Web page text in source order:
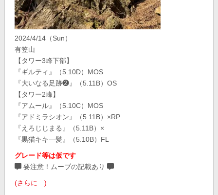
2024/4/14（Sun）
有笠山
【タワー3峰下部】
『ギルティ』（5.10D）MOS
『大いなる足跡❷』（5.11B）OS
【タワー2峰】
『アムール』（5.10C）MOS
『アドミラシオン』（5.11B）×RP
『えろじじまる』（5.11B）×
『黒猫キキ一髪』（5.10B）FL
グレード等は仮です
要注意！ムーブの記載あり
(さらに…)